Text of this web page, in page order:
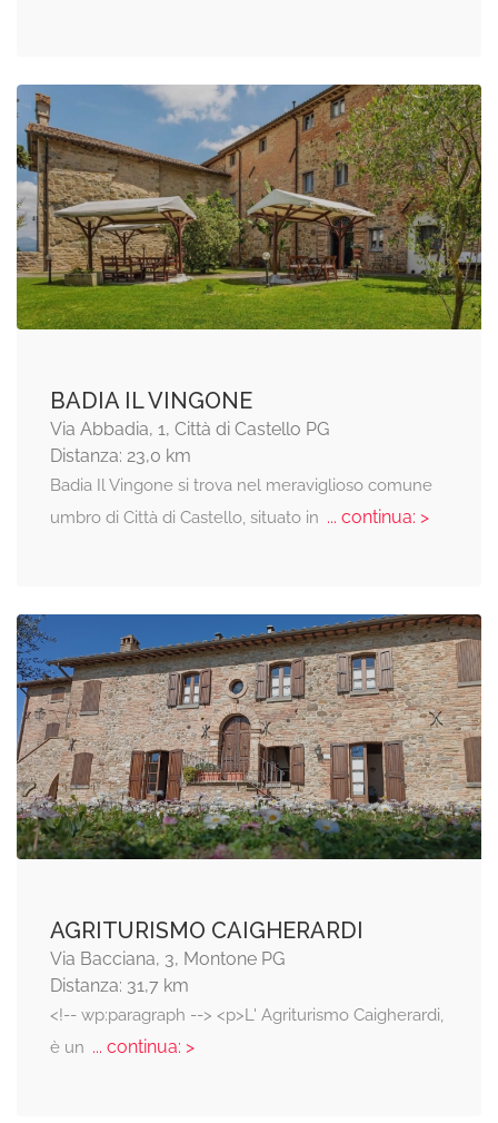
BADIA IL VINGONE
Via Abbadia, 1, Città di Castello PG
Distanza: 23,0 km
Badia Il Vingone si trova nel meraviglioso comune
umbro di Città di Castello, situato in ... continua: >
AGRITURISMO CAIGHERARDI
Via Bacciana, 3, Montone PG
Distanza: 31,7 km
<!-- wp:paragraph --> <p>L' Agriturismo Caigherardi,
è un ... continua: >